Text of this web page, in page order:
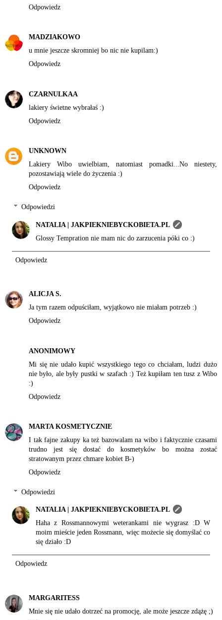
Odpowiedz
MADZIAKOWO
u mnie jeszcze skromniej bo nic nie kupilam:)
Odpowiedz
CZARNULKAA
lakiery świetne wybrałaś :)
Odpowiedz
UNKNOWN
Lakiery Wibo uwielbiam, natomiast pomadki...No niestety,
pozostawiają wiele do życzenia :)
Odpowiedz
Odpowiedzi
NATALIA | JAKPIEKNIEBYCKOBIETA.PL
Glossy Tempration nie mam nic do zarzucenia póki co :)
Odpowiedz
ALICJA S.
Ja tym razem odpuściłam, wyjątkowo nie miałam potrzeb :)
Odpowiedz
ANONIMOWY
Mi się nie udało kupić wszystkiego tego co chciałam, ludzi dużo
nie było, ale były pustki w szafach :) Też kupiłam ten tusz z Wibo
:)
Odpowiedz
MARTA KOSMETYCZNIE
I tak fajne zakupy ka też bazowalam na wibo i faktycznie czasami
trudno jest się dostać do kosmetyków bo można zostać
stratowanym przez chmare kobiet B-)
Odpowiedz
Odpowiedzi
NATALIA | JAKPIEKNIEBYCKOBIETA.PL
Haha z Rossmannowymi weterankami nie wygrasz :D W
moim mieście jeden Rossmann, więc możecie się domyślać co
się działo :D
Odpowiedz
MARGARITESS
Mnie się nie udało dotrzeć na promocję, ale może jeszcze zdążę ;)